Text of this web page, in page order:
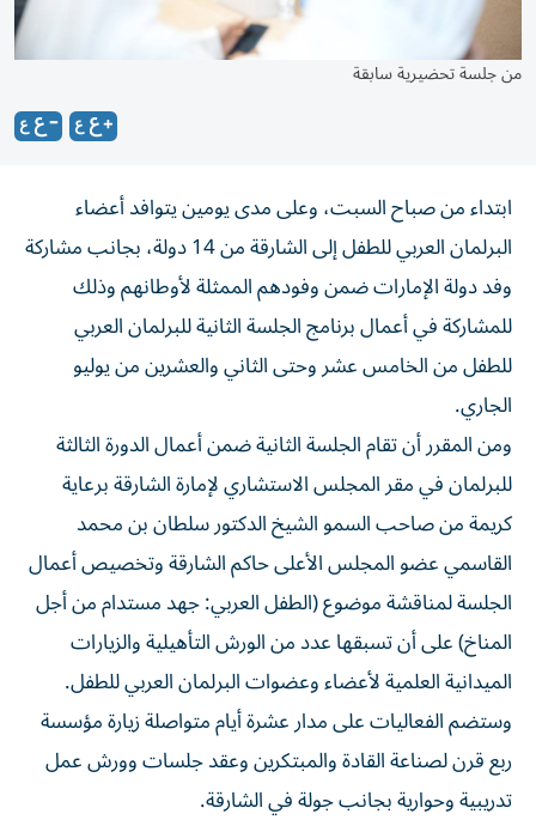
من جلسة تحضيرية سابقة
ابتداء من صباح السبت، وعلى مدى يومين يتوافد أعضاء
البرلمان العربي للطفل إلى الشارقة من 14 دولة، بجانب مشاركة
وفد دولة الإمارات ضمن وفودهم الممثلة لأوطانهم وذلك
للمشاركة في أعمال برنامج الجلسة الثانية للبرلمان العربي
للطفل من الخامس عشر وحتى الثاني والعشرين من يوليو
الجاري.
ومن المقرر أن تقام الجلسة الثانية ضمن أعمال الدورة الثالثة
للبرلمان في مقر المجلس الاستشاري لإمارة الشارقة برعاية
كريمة من صاحب السمو الشيخ الدكتور سلطان بن محمد
القاسمي عضو المجلس الأعلى حاكم الشارقة وتخصيص أعمال
الجلسة لمناقشة موضوع (الطفل العربي: جهد مستدام من أجل
المناخ) على أن تسبقها عدد من الورش التأهيلية والزيارات
الميدانية العلمية لأعضاء وعضوات البرلمان العربي للطفل.
وستضم الفعاليات على مدار عشرة أيام متواصلة زيارة مؤسسة
ربع قرن لصناعة القادة والمبتكرين وعقد جلسات وورش عمل
تدريبية وحوارية بجانب جولة في الشارقة.